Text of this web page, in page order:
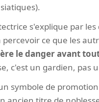
s'explique par
ce que les
le danger avant
c'est un gardien, pas
symbole de